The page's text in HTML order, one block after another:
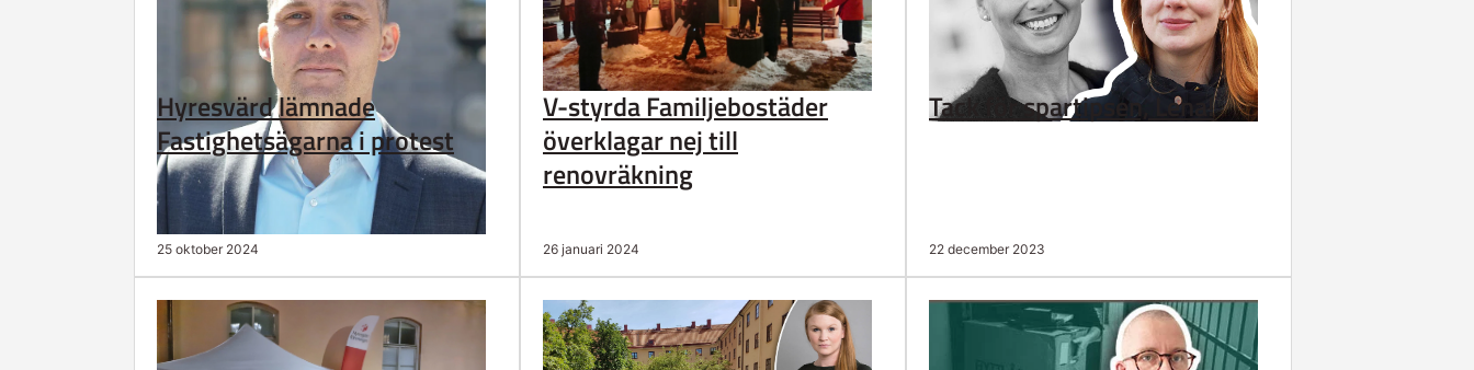
Hyresvärd lämnade
Fastighetsägarna i protest
25 oktober 2024
V-styrda Familjebostäder
överklagar nej till
renovräkning
26 januari 2024
Tack för spartipsen, Lena!
22 december 2023